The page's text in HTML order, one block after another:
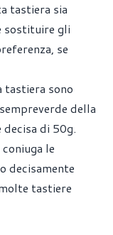
tastiera sia
sostituire gli
se
tastiera sono
della
decisa di 50g.
le
decisamente
tastiere